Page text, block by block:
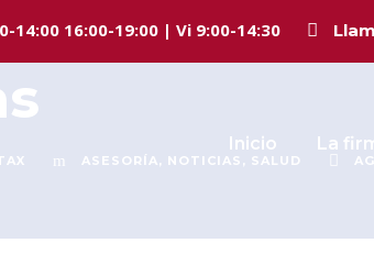
14:00 16:00-19:00 | Vi 9:00-14:30
Inicio La
ASESORÍA, NOTICIAS , SALUD